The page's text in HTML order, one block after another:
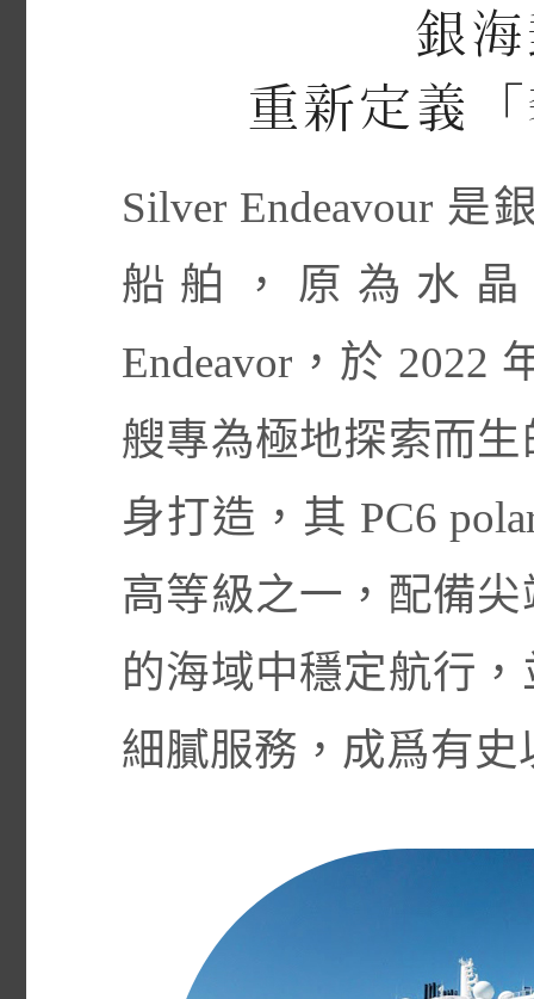
銀
重新定義
Silver Endeavour
船舶，原為水
Endeavor，於 2022
艘專為極地探索而
身打造，其 PC6
高等級之一，配備
的海域中穩定航行
細膩服務，成爲有